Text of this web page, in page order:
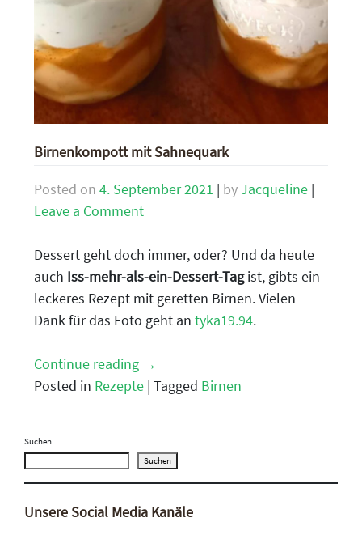
Birnenkompott mit Sahnequark
Posted on 4. September 2021 | byJacqueline |
Leave a Commenton
mit
Sahnequark
Dessert geht doch immer, oder? Und da heute
auch Iss-mehr-als-ein-Dessert-Tagist, gibts ein
leckeres Rezept mit geretten Birnen. Vielen
Dank für das Foto geht an tyka19.94.
Continue reading →
Posted in Rezepte | Tagged Birnen
Suchen
Suchen
Unsere Social Media Kanäle